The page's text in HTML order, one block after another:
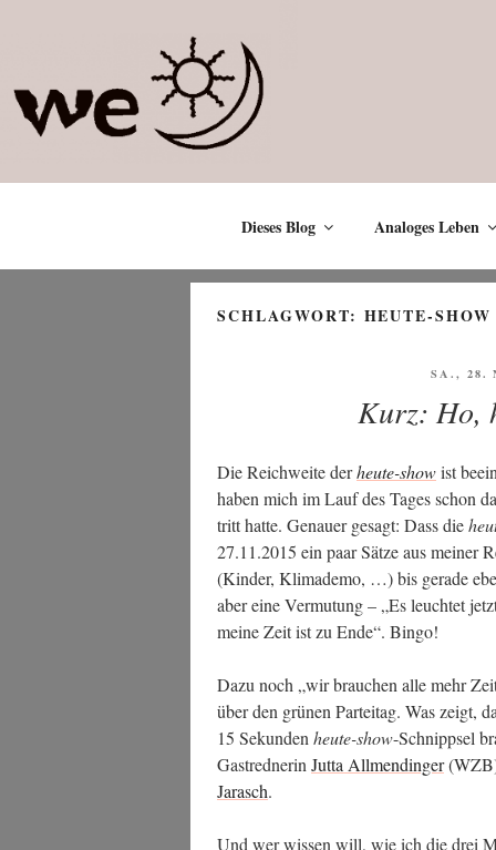
Dieses Blog Analoges Leben
SCHLAGWORT: HEUTE-SHOW
SA., 28.
Kurz: Ho,
Die Reich­wei­te derheu­te-showist
haben mich im Lauf des Tages schon
tritt hat­te. Genau­er gesagt: Dass die
27.11.2015 ein paar Sät­ze aus mei­ner
(Kin­der, Kli­ma­de­mo, …) bis gera­de
aber eine Ver­mu­tung – „Es leuch­tet
mei­ne Zeit ist zu Ende“. Bingo!
Dazu noch „wir brau­chen alle mehr
über den grü­nen Par­tei­tag. Was zeigt,
15 Sekun­den heu­te-show-Schnipp­sel
Gast­red­ne­rin Jut­ta All­men­din­ger
Jarasch.
Und wer wis­sen will, wie ich die drei